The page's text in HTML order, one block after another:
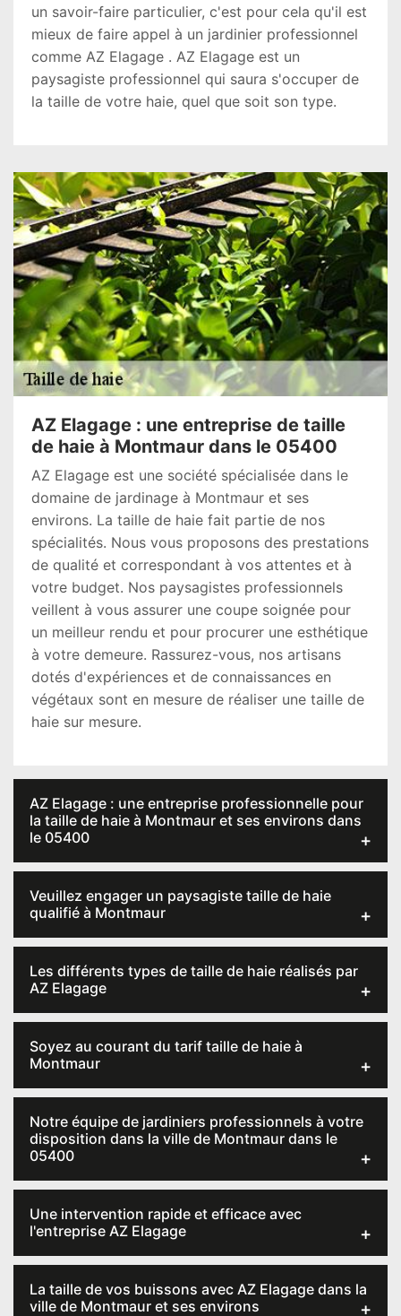
un savoir-faire particulier, c'est pour cela qu'il est
mieux de faire appel à un jardinier professionnel
comme AZ Elagage . AZ Elagage est un
paysagiste professionnel qui saura s'occuper de
la taille de votre haie, quel que soit son type.
AZ Elagage : une entreprise de taille
de haie à Montmaur dans le 05400
AZ Elagage est une société spécialisée dans le
domaine de jardinage à Montmaur et ses
environs. La taille de haie fait partie de nos
spécialités. Nous vous proposons des prestations
de qualité et correspondant à vos attentes et à
votre budget. Nos paysagistes professionnels
veillent à vous assurer une coupe soignée pour
un meilleur rendu et pour procurer une esthétique
à votre demeure. Rassurez-vous, nos artisans
dotés d'expériences et de connaissances en
végétaux sont en mesure de réaliser une taille de
haie sur mesure.
AZ Elagage : une entreprise professionnelle pour
la taille de haie à Montmaur et ses environs dans
le 05400
Veuillez engager un paysagiste taille de haie
qualifié à Montmaur
Les différents types de taille de haie réalisés par
AZ Elagage
Soyez au courant du tarif taille de haie à
Montmaur
Notre équipe de jardiniers professionnels à votre
disposition dans la ville de Montmaur dans le
05400
Une intervention rapide et efficace avec
l'entreprise AZ Elagage
La taille de vos buissons avec AZ Elagage dans la
ville de Montmaur et ses environs